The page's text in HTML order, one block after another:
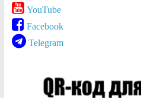
YouTube
Facebook
Telegram